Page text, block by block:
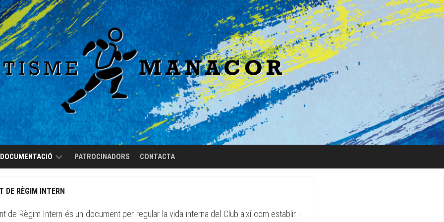
DOCUMENTACIÓ
DE
INTERN
PATROCINADORS CONTACTA
DE RÈGIM INTERN
de Règim Intern és un document per regular la vida interna del Club així com establir i